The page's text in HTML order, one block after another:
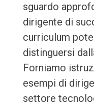
sguardo
dirigente di
curriculum
distinguersi
Forniamo
esempi di
settore